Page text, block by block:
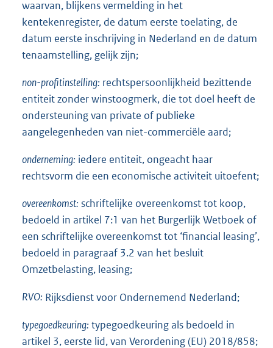
waarvan, blijkens vermelding in het
kentekenregister, de datum eerste toelating, de
datum eerste inschrijving in Nederland en de datum
tenaamstelling, gelijk zijn;
non-profitinstelling: rechtspersoonlijkheid bezittende
entiteit zonder winstoogmerk, die tot doel heeft de
ondersteuning van private of publieke
aangelegenheden van niet-commerciële aard;
onderneming: iedere entiteit, ongeacht haar
rechtsvorm die een economische activiteit uitoefent;
overeenkomst: schriftelijke overeenkomst tot koop,
bedoeld in artikel 7:1 van het Burgerlijk Wetboek of
een schriftelijke overeenkomst tot ‘financial leasing’,
bedoeld in paragraaf 3.2 van het besluit
Omzetbelasting, leasing;
RVO: Rijksdienst voor Ondernemend Nederland;
typegoedkeuring: typegoedkeuring als bedoeld in
artikel 3, eerste lid, van Verordening (EU) 2018/858;